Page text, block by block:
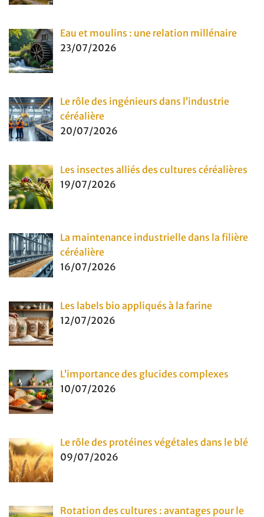
Eau et moulins : une relation millénaire
23/07/2026
Le rôle des ingénieurs dans l’industrie
céréalière
20/07/2026
Les insectes alliés des cultures céréalières
19/07/2026
La maintenance industrielle dans la filière
céréalière
16/07/2026
Les labels bio appliqués à la farine
12/07/2026
L’importance des glucides complexes
10/07/2026
Le rôle des protéines végétales dans le blé
09/07/2026
Rotation des cultures : avantages pour le